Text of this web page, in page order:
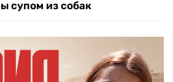
супом из собак